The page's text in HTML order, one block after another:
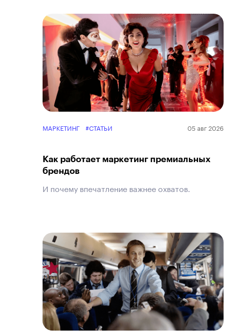
МАРКЕТИНГ #СТАТЬИ 05 авг 2026
Как работает маркетинг премиальных
брендов
И почему впечатление важнее охватов.